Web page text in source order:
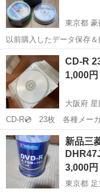
東京都 豪
以前購入したデータ保存
で焼くように使ってまし
for Data 4.7GB 1-
東京 世田谷区 豪
DVD
CD-R
1,000円
大阪府 星
CD-R💿 23枚 各種メーカ
録不良がある恐れがあります
受け渡し場所のみ 【受け
・学研都市線の星田駅...
大阪 交野市 星田
場所
新品三
3,000円
東京都 足